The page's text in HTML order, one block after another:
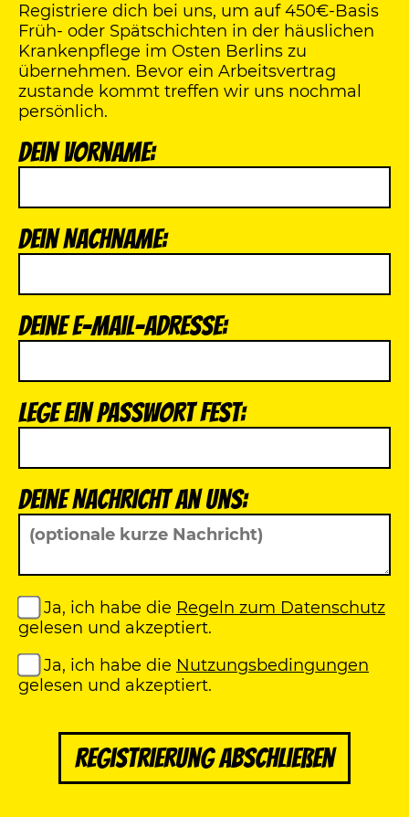
Registriere dich bei uns, um auf 450€-Basis
Früh- oder Spätschichten in der häuslichen
Krankenpflege im Osten Berlins zu
übernehmen. Bevor ein Arbeitsvertrag
zustande kommt treffen wir uns nochmal
persönlich.
Dein Vorname:
Dein Nachname:
Deine E-Mail-Adresse:
Lege ein Passwort fest:
Deine Nachricht an uns:
Ja, ich habe die Regeln zum Datenschutz
gelesen und akzeptiert.
Ja, ich habe die Nutzungsbedingungen
gelesen und akzeptiert.
Registrierung abschließen